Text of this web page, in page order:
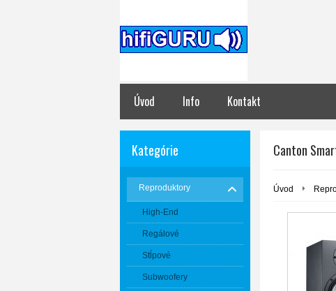
Úvod Info Kontakt
Kategórie
Reproduktory
High-End
Regálové
Stĺpové
Subwoofery
Canton
Úvod